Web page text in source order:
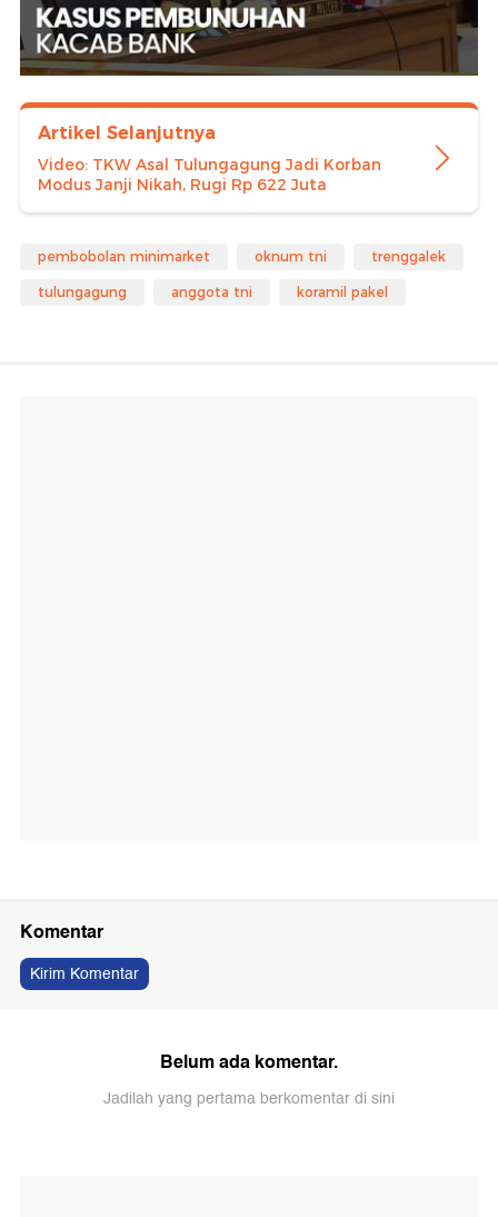
Artikel Selanjutnya
Video: TKW Asal Tulungagung Jadi Korban
Modus Janji Nikah, Rugi Rp 622 Juta
pembobolan minimarket oknum tni trenggalek
tulungagung anggota tni koramil pakel
Komentar
Kirim Komentar
Belum ada komentar.
Jadilah yang pertama berkomentar di sini